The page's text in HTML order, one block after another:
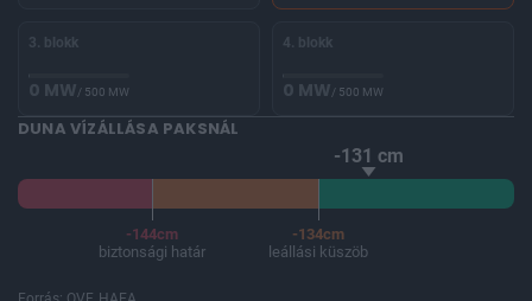
3. blokk
0 MW/ 500 MW
4. blokk
0 MW/ 500 MW
DUNA VÍZÁLLÁSA PAKSNÁL
-131 cm
-144cm
biztonsági határ
-134cm
leállási küszöb